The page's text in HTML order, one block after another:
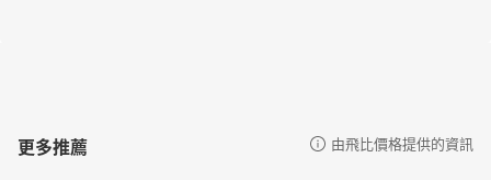
更多推薦 由飛比價格提供的資訊